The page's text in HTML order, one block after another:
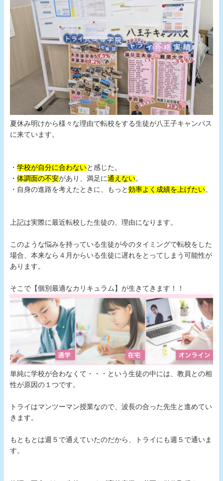
夏休み明けから様々な理由で転校をする生徒が八王子キャンパス
に来ています。
・ 学校が自分に合わないと感じた。
・ 体調面の不安があり、満足に通えない。
・自身の進路を考えたときに、もっと 効率よく成績を上げたい。
上記は実際に最近転校した生徒の、理由になります。
このような悩みを持っている生徒が今のタイミングで転校をした
場合、本来なら４月からいる生徒に遅れをとってしまう可能性が
あります。
そこで【個別最適なカリキュラム】が生きてきます！！
単純に学校が合わなくて・・・という生徒の中には、教員との相
性が原因の１つです。
トライはマンツーマン授業なので、波長の合った先生と進めてい
きます。
もともとは週５で通えていたのだから、トライにも週５で通いま
す。